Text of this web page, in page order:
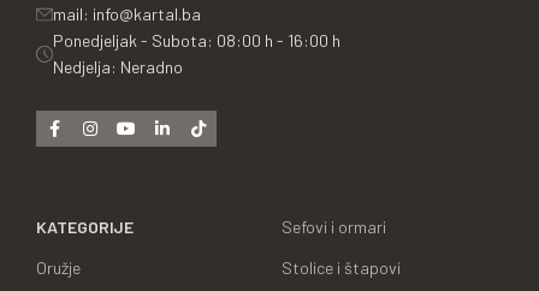
mail: info@kartal.ba
Ponedjeljak - Subota: 08:00 h - 16:00 h
Nedjelja: Neradno
KATEGORIJE
Oružje
Sefovi i ormari
Stolice i štapovi